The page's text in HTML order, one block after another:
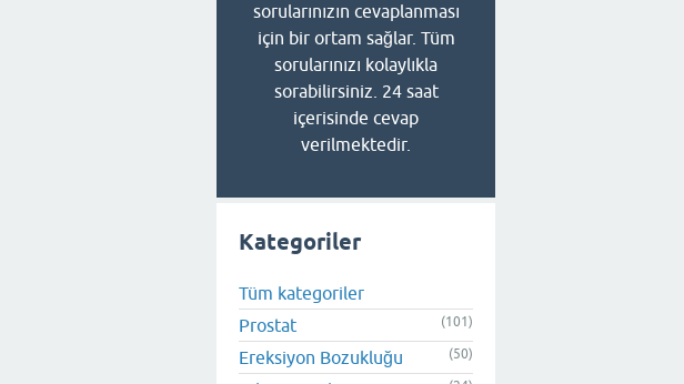
sorularınızın cevaplanması
için bir ortam sağlar. Tüm
sorularınızı kolaylıkla
sorabilirsiniz. 24 saat
içerisinde cevap
verilmektedir.
Kategoriler
Tüm kategoriler
Prostat
(101)
Ereksiyon Bozukluğu (50)